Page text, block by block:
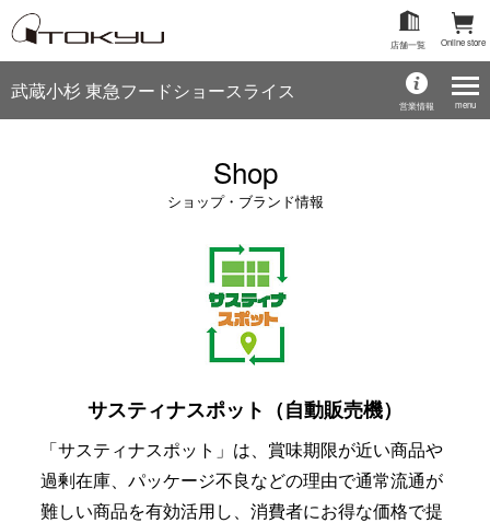
Online store
店舗一覧
武蔵小杉 東急フードショースライス
営業情報
Shop
ショップ・ブランド情報
サスティナスポット（自動販売機）
「サスティナスポット」は、賞味期限が近い商品や
過剰在庫、パッケージ不良などの理由で通常流通が
難しい商品を有効活用し、消費者にお得な価格で提
menu